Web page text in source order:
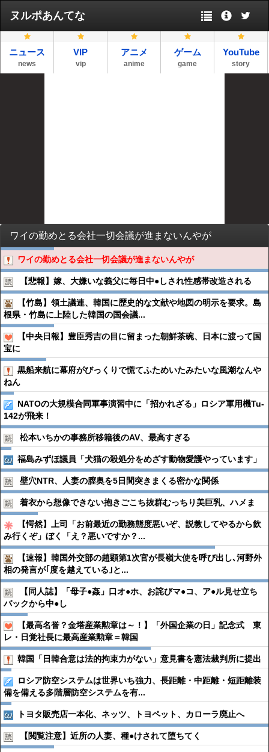
ヌルポあんてな
ニュース
news
VIP
vip
アニメ
anime
ゲーム
game
YouTube
story
ワイの勤めとる会社一切会議が進まないんやが
ワイの勤めとる会社一切会議が進まないんやが
【悲報】嫁、大嫌いな義父に毎日中●︎しされ性感帯改造される
【竹島】領土議連、韓国に歴史的な文献や地図の明示を要求。島
根県・竹島に上陸した韓国の国会議...
【中央日報】豊臣秀吉の目に留まった朝鮮茶碗、日本に渡って国
宝に
黒船来航に幕府がびっくりで慌てふためいたみたいな風潮なんや
ねん
NATOの大規模合同軍事演習中に「招かれざる」ロシア軍用機Tu-
142が飛来！
松本いちかの事務所移籍後のAV、最高すぎる
福島みずほ議員「犬猫の殺処分をめざす動物愛護やっています」
壁穴NTR、人妻の膣奥を5日間突きまくる密かな関係
着衣から想像できない抱きごこち抜群むっちり美巨乳、ハメま
【愕然】上司「お前最近の勤務態度悪いぞ、説教してやるから飲
み行くぞ」ぼく「え？悪いですか？...
【速報】韓国外交部の趙顕第1次官が長嶺大使を呼び出し､河野外
相の発言が｢度を越えている｣と...
【同人誌】「母子●︎姦」口オ●︎ホ、お詫びマ●︎コ、ア●︎ル見せ立ち
バックから中●︎し
【最高名誉？金塔産業勲章は～！】「外国企業の日」記念式 東
レ・日覚社長に最高産業勲章＝韓国
韓国「日韓合意は法的拘束力がない」意見書を憲法裁判所に提出
ロシア防空システムは世界いち強力、長距離・中距離・短距離装
備を備える多階層防空システムを有...
トヨタ販売店一本化、ネッツ、トヨペット、カローラ廃止へ
【閲覧注意】近所の人妻、種●︎けされて堕ちてく